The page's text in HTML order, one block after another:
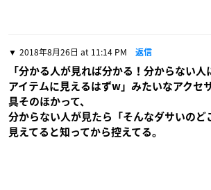
2018年8月26日 at 11:14 PM 返信
「分かる人が見れば分かる！分からない
アイテムに見えるはずw」みたいなアクセ
具そのほかって、
分からない人が見たら「そんなダサいの
見えてると知ってから控えてる。